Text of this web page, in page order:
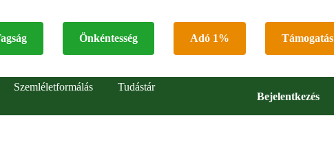
Önkéntesség Adó 1% Támogatás
Bejelentkezés
Szemléletformálás
Tudástár